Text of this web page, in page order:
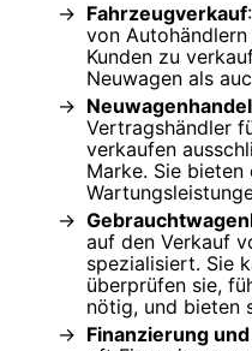
Fahrzeugverkauf
von
Kunden zu
Neuwagen als
Neuwagenhandel
Vertragshändler
verkaufen
Marke. Sie
auf den Verkauf
spezialisiert. Sie
überprüfen sie,
nötig, und bieten
Finanzierung